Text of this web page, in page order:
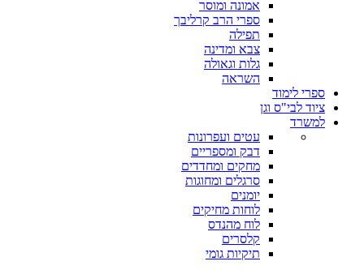
אמונה ומוסר
ספרי הרב קרליבך
תפילה
צבא ומדינה
גלות וגאולה
השראה
ספרי לימוד
ציוד לבי"ס וגן
למשרד
עטים ועפרונות
דבק ומספריים
מחקים ומחדדים
סרגלים ומחוגות
יומנים
לוחות מחיקים
לוח מהנדס
קלסרים
תיקיות גומי